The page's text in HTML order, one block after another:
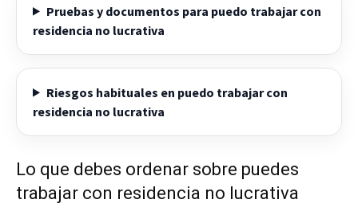
Pruebas y documentos para puedo trabajar con
residencia no lucrativa
Riesgos habituales en puedo trabajar con
residencia no lucrativa
Lo que debes ordenar sobre puedes
trabajar con residencia no lucrativa